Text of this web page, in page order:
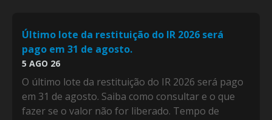
Último lote da restituição do IR 2026 será
pago em 31 de agosto.
5 AGO 26
O último lote da restituição do IR 2026 será pago
em 31 de agosto. Saiba como consultar e o que
fazer se o valor não for liberado. Tempo de